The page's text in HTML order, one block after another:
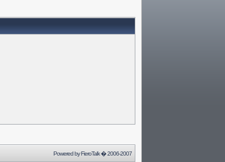
Powered byFieroTalk� 2006-2007